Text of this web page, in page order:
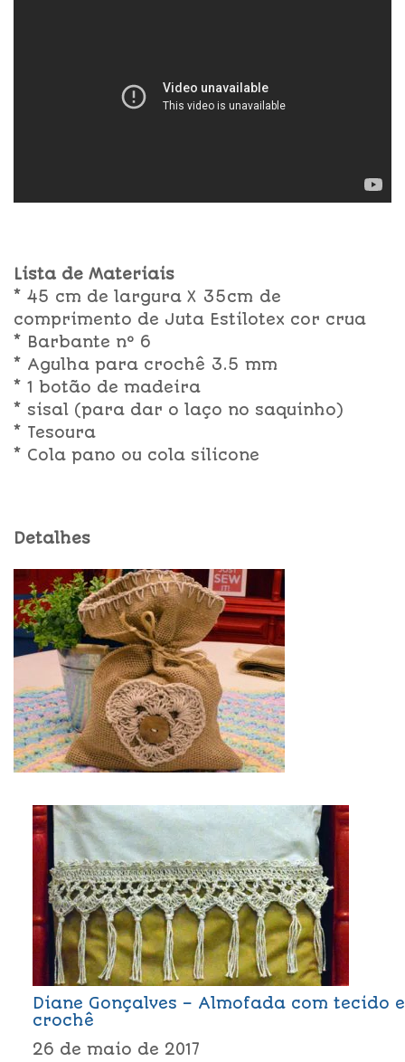
Lista de Materiais
* 45 cm de largura X 35cm de
comprimento de Juta Estilotex cor crua
* Barbante nº 6
* Agulha para crochê 3.5 mm
* 1 botão de madeira
* sisal (para dar o laço no saquinho)
* Tesoura
* Cola pano ou cola silicone
Detalhes
Diane Gonçalves – Almofada com tecido e
crochê
26 de maio de 2017